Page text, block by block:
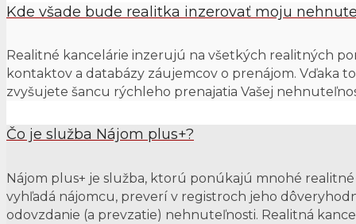
Kde všade bude realitka inzerovať moju
Realitné kancelárie inzerujú na všetkých realitných
kontaktov a databázy záujemcov o prenájom. Vďaka
zvyšujete šancu rýchleho prenajatia Vašej
Čo je služba Nájom plus+?
Nájom plus+ je služba, ktorú ponúkajú mnohé realitné
vyhľadá nájomcu, preverí v registroch jeho
odovzdanie (a prevzatie) nehnuteľnosti. Realitná